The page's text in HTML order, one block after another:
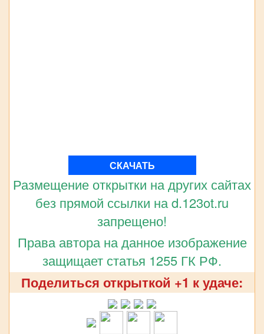
СКАЧАТЬ
Размещение открытки на других сайтах
без прямой ссылки на d.123ot.ru
запрещено!
Права автора на данное изображение
защищает статья 1255 ГК РФ.
Поделиться открыткой +1 к удаче: